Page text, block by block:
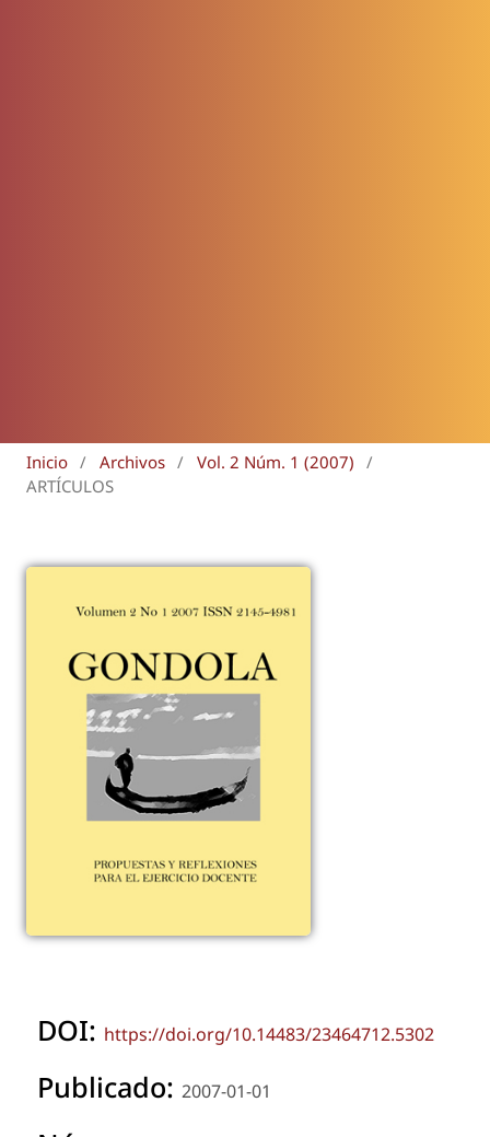
Inicio / Archivos / Vol. 2 Núm. 1 (2007)
/
ARTÍCULOS
DOI: https://doi.org/10.14483/23464712.5302
Publicado: 2007-01-01